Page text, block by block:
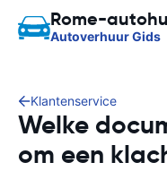
Rome-
Autoverhuur Gids
Klantenservice
Welke
om een